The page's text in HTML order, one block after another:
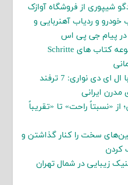
شیپوری از فروشگاه آوازک
خودرو و ردیاب آهنربایی و
در پیام جی پی اس
دانلود رایگان مجموعه کتاب های Schritte
نورپردازی مخفی با ال ای دی نواری: 7 ترفند
مدرن ایرانی
«نسبتاً راحت» تا «تقریباً
2025 روتین‌های سخت را کنار گذاشتن و
کردن
زیبایی در شمال تهران